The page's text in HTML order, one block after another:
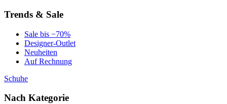
Trends & Sale
Sale bis −70%
Designer-Outlet
Neuheiten
Auf Rechnung
Schuhe
Nach Kategorie